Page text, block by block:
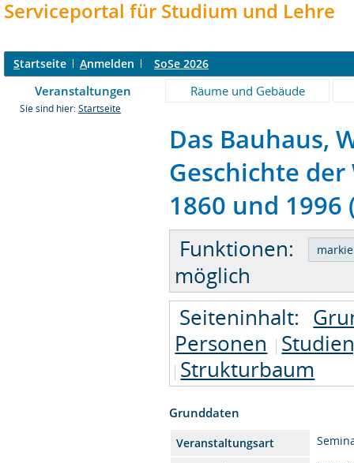
Serviceportal für Studium und Lehre
Startseite Anmelden SoSe 2026
Veranstaltungen Räume und Gebäude
Sie sind hier: Startseite
Das Bauhaus,
Geschichte
1860 und 1996
Funktionen:
möglich
Seiteninhalt:
Personen
Strukturbaum
Grunddaten
Veranstaltungsart